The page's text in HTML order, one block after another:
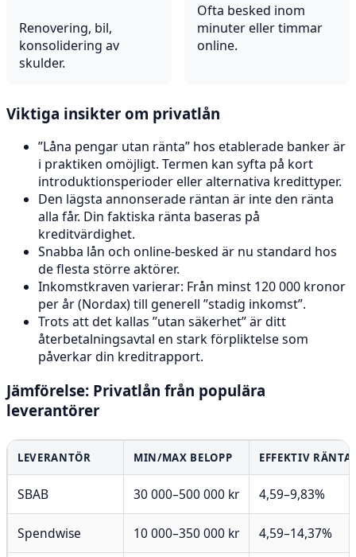
Renovering, bil,
konsolidering av
skulder.
Ofta besked inom
minuter eller timmar
online.
Viktiga insikter om privatlån
”Låna pengar utan ränta” hos etablerade banker är
i praktiken omöjligt. Termen kan syfta på kort
introduktionsperioder eller alternativa kredittyper.
Den lägsta annonserade räntan är inte den ränta
alla får. Din faktiska ränta baseras på
kreditvärdighet.
Snabba lån och online-besked är nu standard hos
de flesta större aktörer.
Inkomstkraven varierar: Från minst 120 000 kronor
per år (Nordax) till generell ”stadig inkomst”.
Trots att det kallas ”utan säkerhet” är ditt
återbetalningsavtal en stark förpliktelse som
påverkar din kreditrapport.
Jämförelse: Privatlån från populära
leverantörer
LEVERANTÖR MIN/MAX BELOPP EFFEKTIV RÄNTA
SBAB 30 000–500 000 kr 4,59–9,83%
Spendwise 10 000–350 000 kr 4,59–14,37%